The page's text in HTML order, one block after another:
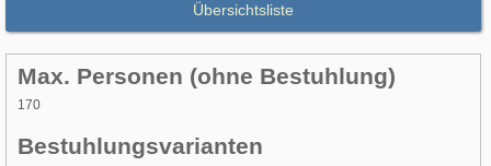
Übersichtsliste
Max. Personen (ohne Bestuhlung)
170
Bestuhlungsvarianten